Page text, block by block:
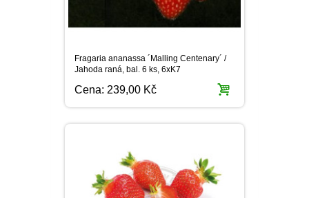
Fragaria ananassa ´Malling Centenary´ /
Jahoda raná, bal. 6 ks, 6xK7
Cena: 239,00 Kč